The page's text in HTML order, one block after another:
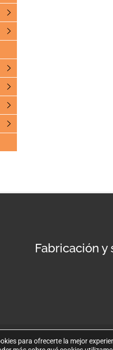
Fabricación
para ofrecerte la mejor